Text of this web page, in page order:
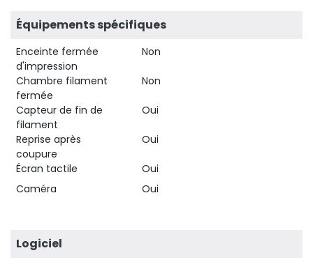
Équipements spécifiques
Enceinte fermée
d'impression
Non
Chambre filament
fermée
Non
Capteur de fin de
filament
Oui
Reprise après
coupure
Oui
Écran tactile
Oui
Caméra
Oui
Logiciel